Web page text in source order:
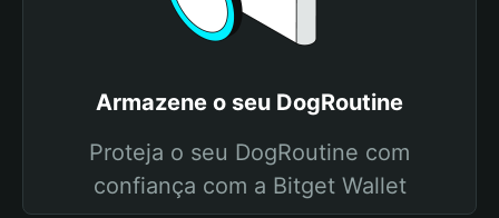
Armazene o seu DogRoutine
Proteja o seu DogRoutine com
confiança com a Bitget Wallet